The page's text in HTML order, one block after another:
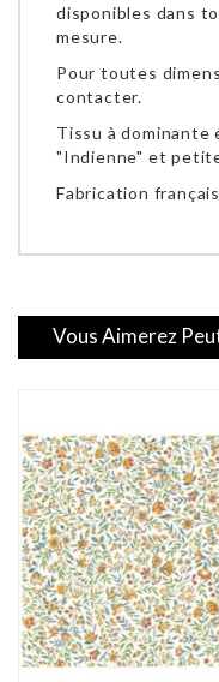
disponibles dans
mesure.
Pour toutes
contacter.
Tissu à
"Indienne" et
Fabrication
Vous Aimerez